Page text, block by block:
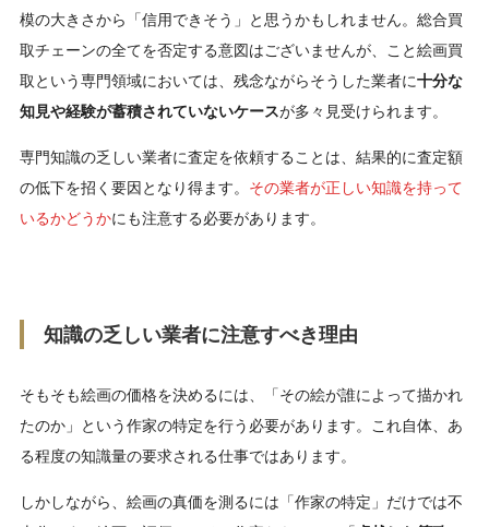
模の大きさから「信用できそう」と思うかもしれません。総合買
取チェーンの全てを否定する意図はございませんが、こと絵画買
取という専門領域においては、残念ながらそうした業者に十分な
知見や経験が蓄積されていないケースが多々見受けられます。
専門知識の乏しい業者に査定を依頼することは、結果的に査定額
の低下を招く要因となり得ます。 その業者が正しい知識を持って
いるかどうかにも注意する必要があります。
知識の乏しい業者に注意すべき理由
そもそも絵画の価格を決めるには、「その絵が誰によって描かれ
たのか」という作家の特定を行う必要があります。これ自体、あ
る程度の知識量の要求される仕事ではあります。
しかしながら、絵画の真価を測るには「作家の特定」だけでは不